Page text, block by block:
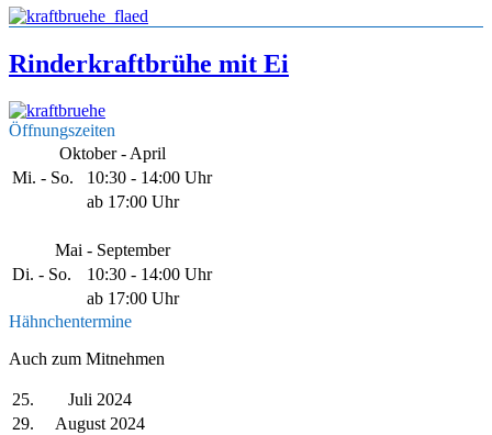
Rinderkraftbrühe mit Ei
Öffnungszeiten
Oktober - April
Mi. - So.
10:30 - 14:00 Uhr
ab 17:00 Uhr
Mai - September
Di. - So.
10:30 - 14:00 Uhr
ab 17:00 Uhr
Hähnchentermine
Auch zum Mitnehmen
25.
Juli 2024
29.
August 2024